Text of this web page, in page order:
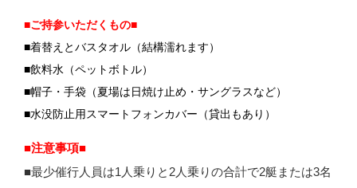
■ご持参いただくもの■
■着替えとバスタオル（結構濡れます）
■飲料水（ペットボトル）
■帽子・手袋（夏場は日焼け止め・サングラスなど）
■水没防止用スマートフォンカバー（貸出もあり）
■注意事項■
■最少催行人員は1人乗りと2人乗りの合計で2艇または3名